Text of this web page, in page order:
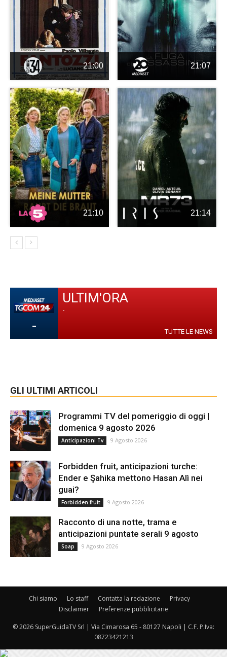
21:00 21:07
21:10 21:14
-
ULTIM'ORA
-
TUTTE LE NEWS
GLI ULTIMI ARTICOLI
Programmi TV del pomeriggio di oggi |
domenica 9 agosto 2026
Anticipazioni Tv 9 Agosto 2026
Forbidden fruit, anticipazioni turche:
Ender e Şahika mettono Hasan Alì nei
guai?
Forbidden fruit 9 Agosto 2026
Racconto di una notte, trama e
anticipazioni puntate serali 9 agosto
Soap 9 Agosto 2026
Chi siamo Lo staff Contatta la redazione
Privacy
Disclaimer
Preferenze pubblicitarie
© 2026 SuperGuidaTV Srl | Via Cimarosa 65 - 80127 Napoli | C.F. P.Iva:
08723421213